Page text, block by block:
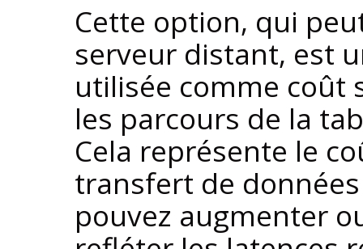
Cette option, qui
serveur distant, est
utilisée comme coût
les parcours de la
Cela représente le
transfert de
pouvez augmenter